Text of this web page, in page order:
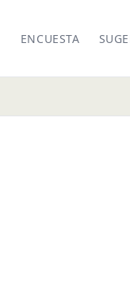
ENCUESTA
company/